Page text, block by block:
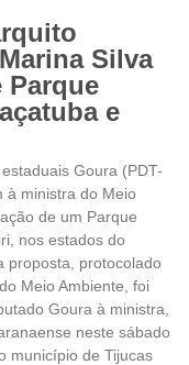
Silva
Parque
e
Goura (PDT-
à ministra do Meio
de um Parque
nos estados do
protocolado
Meio Ambiente, foi
Goura à ministra,
neste sábado
município de Tijucas